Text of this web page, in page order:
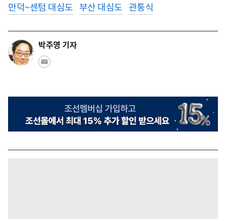
만덕~센텀 대심도 부산 대심도 관통식
박주영 기자